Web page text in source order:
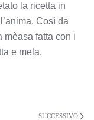
la ricetta in
Così da
mèasa fatta con i
e mela.
SUCCESSIVO